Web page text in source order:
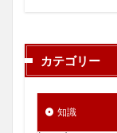
カテゴリー
知識